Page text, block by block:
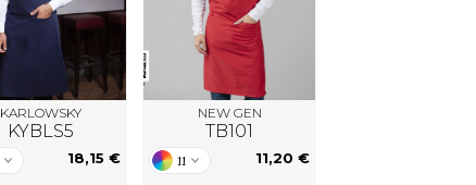
KARLOWSKY
KYBLS5
18,15 €
NEW GEN
TB101
11 11,20 €